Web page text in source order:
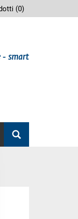
(0)
- smart